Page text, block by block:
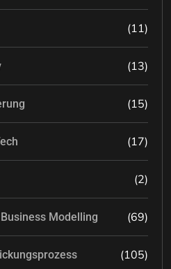
(11)
(13)
(15)
(17)
(2)
Modelling (69)
(105)